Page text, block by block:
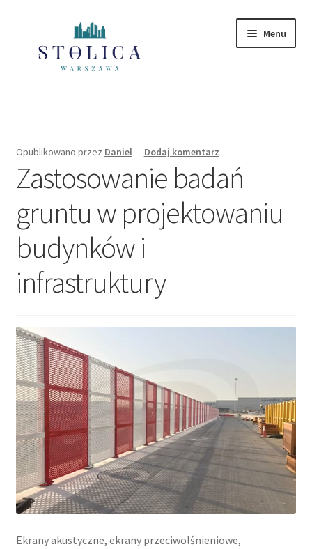
nawigacji
treści
Menu
Polityka Prywatności
Opublikowano przez Daniel — Dodaj komentarz
Zastosowanie badań
gruntu w projektowaniu
budynków i
infrastruktury
Ekrany akustyczne, ekrany przeciwolśnieniowe,